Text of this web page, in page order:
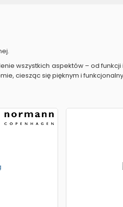
wszystkich aspektów – od funkcji
ciesząc się pięknym i